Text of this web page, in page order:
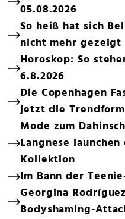
05.08.2026
So heiß hat sich
nicht mehr gezeigt
Horoskop: So
6.8.2026
Die Copenhagen
jetzt die
Mode zum
Langnese
Kollektion
Im Bann der
Georgina
Bodyshaming-